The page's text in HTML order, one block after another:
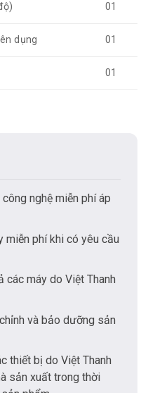
01
dụng 01
01
nghệ miễn phí áp
miễn phí khi có yêu cầu
các máy do Việt Thanh
và bảo dưỡng sản
thiết bị do Việt Thanh
sản xuất trong thời